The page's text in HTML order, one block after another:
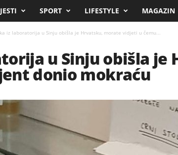
SPORT LIFESTYLE MAGAZIN
iz laboratorija u Sinju obišla je Hrvatsku, morate vidjeti u čemu...
u Sinju obišla
donio mokraću